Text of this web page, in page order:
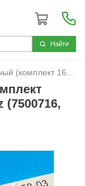
Hайти
(7500716, 7700736465) BMW, PSA, VAG
(7500716,